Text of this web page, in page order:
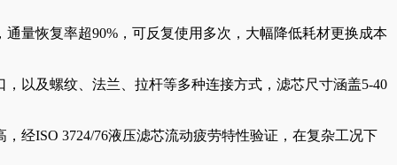
量恢复率超90%，可反复使用多次，大幅降低耗材更换成本
以及螺纹、法兰、拉杆等多种连接方式，滤芯尺寸涵盖5-40
经ISO 3724/76液压滤芯流动疲劳特性验证，在复杂工况下